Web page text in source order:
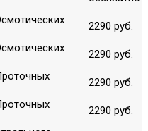
2290 руб.
2290 руб.
2290 руб.
2290 руб.